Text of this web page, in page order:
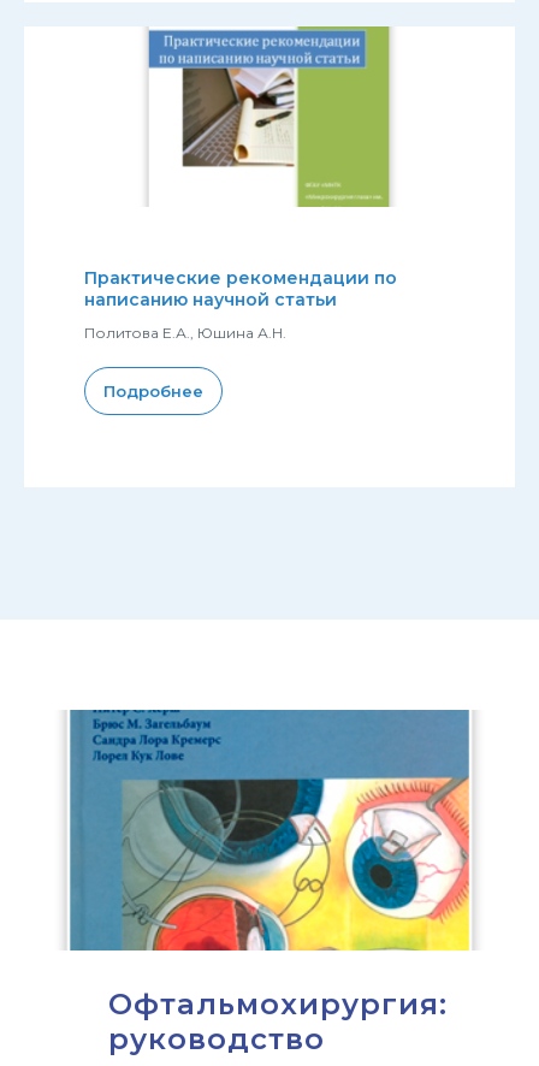
Практические рекомендации по
написанию научной статьи
Политова Е.А., Юшина А.Н.
Подробнее
Офтальмохирургия:
руководство